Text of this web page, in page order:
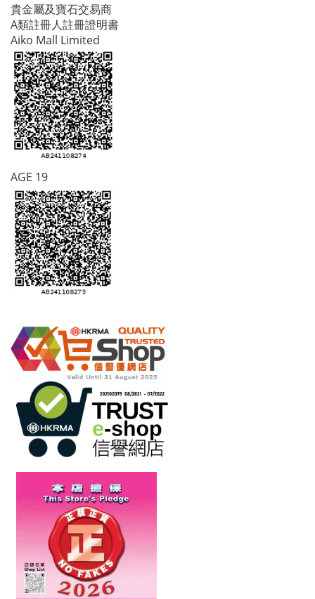
貴金屬及寶石交易商
A類註冊人註冊證明書
Aiko Mall Limited
AGE 19